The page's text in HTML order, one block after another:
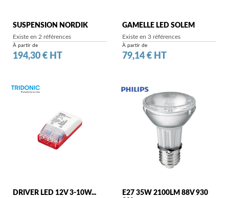
SUSPENSION NORDIK
Existe en 2 références
À partir de
Prix
194,30 € HT
GAMELLE LED SOLEM
Existe en 3 références
À partir de
Prix
79,14 € HT
DRIVER LED 12V 3-10W...
E27 35W 2100LM 88V 930